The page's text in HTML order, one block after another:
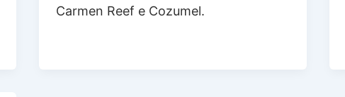
Carmen Reef e Cozumel.